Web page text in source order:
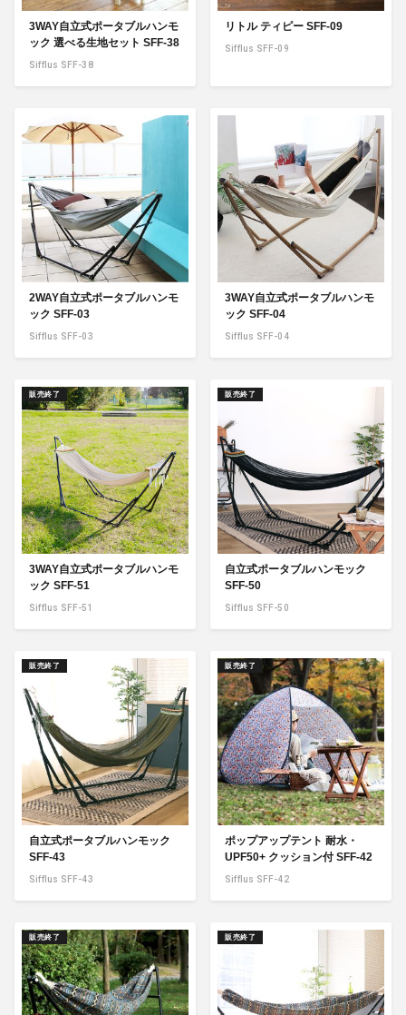
3WAY自立式ポータブルハンモ
ック 選べる生地セット SFF-38
Sifflus SFF-38
リトル ティピー SFF-09
Sifflus SFF-09
2WAY自立式ポータブルハンモ
ック SFF-03
Sifflus SFF-03
3WAY自立式ポータブルハンモ
ック SFF-04
Sifflus SFF-04
3WAY自立式ポータブルハンモ
ック SFF-51
Sifflus SFF-51
販売終了
自立式ポータブルハンモック
SFF-50
Sifflus SFF-50
販売終了
自立式ポータブルハンモック
SFF-43
Sifflus SFF-43
販売終了
ポップアップテント 耐水・
UPF50+ クッション付 SFF-42
Sifflus SFF-42
販売終了
販売終了 販売終了